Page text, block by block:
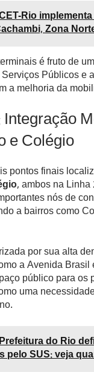
Rio
Zona
é fruto de
Públicos e
a melhoria da
e Colégio
pontos finais
, ambos na
nós de
a bairros como
por sua alta
a Avenida
público para
uma
do Rio
pelo SUS: veja